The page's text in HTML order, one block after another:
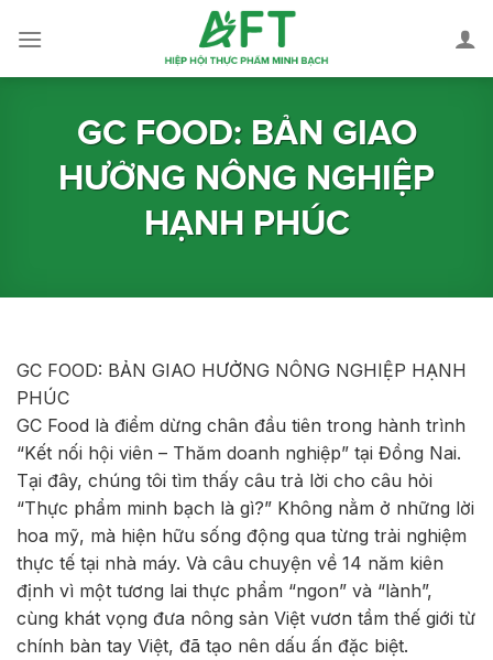
GC FOOD: BẢN GIAO
HƯỞNG NÔNG NGHIỆP
HẠNH PHÚC
GC FOOD: BẢN GIAO HƯỞNG NÔNG NGHIỆP HẠNH
PHÚC
GC Food là điểm dừng chân đầu tiên trong hành trình
“Kết nối hội viên – Thăm doanh nghiệp” tại Đồng Nai.
Tại đây, chúng tôi tìm thấy câu trả lời cho câu hỏi
“Thực phẩm minh bạch là gì?” Không nằm ở những lời
hoa mỹ, mà hiện hữu sống động qua từng trải nghiệm
thực tế tại nhà máy. Và câu chuyện về 14 năm kiên
định vì một tương lai thực phẩm “ngon” và “lành”,
cùng khát vọng đưa nông sản Việt vươn tầm thế giới từ
chính bàn tay Việt, đã tạo nên dấu ấn đặc biệt.